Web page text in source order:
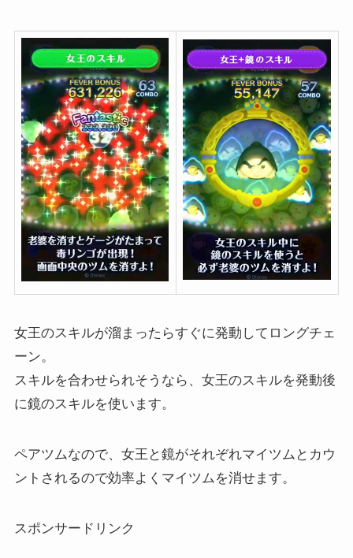
女王のスキルが溜まったらすぐに発動してロングチェ
ーン。
スキルを合わせられそうなら、女王のスキルを発動後
に鏡のスキルを使います。
ペアツムなので、女王と鏡がそれぞれマイツムとカウ
ントされるので効率よくマイツムを消せます。
スポンサードリンク